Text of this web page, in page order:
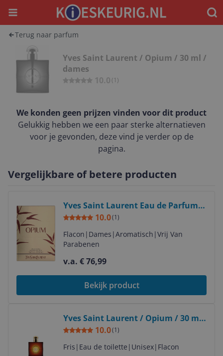
Menu
Terug naar parfum
Yves Saint Laurent / Opium / 30 ml /
dames
10.0 (1 )
We konden geen prijzen vinden voor dit product
Gelukkig hebben we een paar sterke alternatieven
voor je gevonden, deze vind je verder op de
pagina.
Vergelijkbare of betere producten
Yves Saint Laurent Eau de Parfum /
50 (ml) / Women
10.0(1)
Flacon | Dames |Aromatisch |Vrij Van
Parabenen
v.a. € 76,99
Bekijk product
Yves Saint Laurent / Opium / 30 ml
/ dames 10.0(1)
Fris | Eau de toilette | Unisex| Flacon